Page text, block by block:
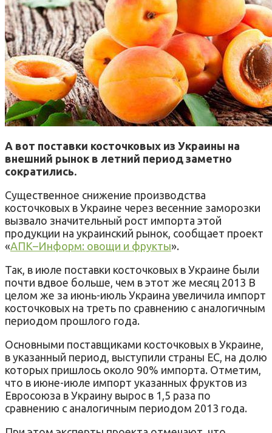
А вот поставки косточковых из Украины на
внешний рынок в летний период заметно
сократились.
Существенное снижение производства
косточковых в Украине через весенние заморозки
вызвало значительный рост импорта этой
продукции на украинский рынок сообщает проект
«АПК–Информ: овощи и фрукты».
Так в июле поставки косточковых в Украине были
почти вдвое больше чем в этот же месяц 2013 В
целом же за июнь-июль Украина увеличила импорт
косточковых на треть по сравнению с аналогичным
периодом прошлого года.
Основными поставщиками косточковых в Украине
в указанный период выступили страны ЕС на долю
которых пришлось около 90% импорта. Отметим
что в июне-июле импорт указанных фруктов из
Евросоюза в Украину вырос в 1,5 раза по
сравнению с аналогичным периодом 2013 года.